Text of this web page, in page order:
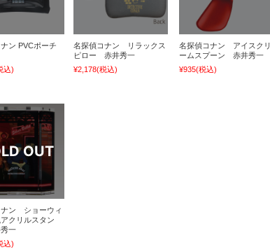
ン PVCポーチ
込)
名探偵コナン リラックス
ピロー 赤井秀一
¥2,178(税込)
名探偵コナン アイスクリ
ームスプーン 赤井秀一
¥935(税込)
ナン ショーウィ
クリルスタン
一
込)